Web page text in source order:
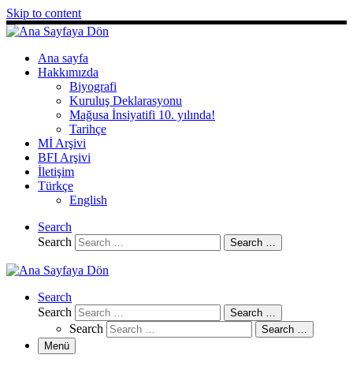
Skip to content
Ana sayfa
Hakkımızda
Biyografi
Kuruluş Deklarasyonu
Mağusa İnsiyatifi 10. yılında!
Tarihçe
Mİ Arşivi
BFI Arşivi
İletişim
Türkçe
English
Search
Search
Search …
Search
Search
Search …
Search
Search …
Menü